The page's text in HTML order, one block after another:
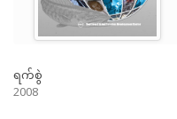
ရက်စွဲ
2008